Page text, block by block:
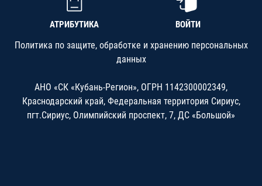
АТРИБУТИКА ВОЙТИ
Политика по защите, обработке и хранению персональных
данных
АНО «СК «Кубань-Регион», ОГРН 1142300002349,
Краснодарский край, Федеральная территория Сириус,
пгт.Сириус, Олимпийский проспект, 7, ДС «Большой»